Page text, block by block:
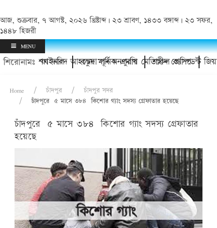
আজ, শুক্রবার, ৭ আগস্ট, ২০২৬ খ্রিষ্টাব্দ | ২৩ শ্রাবণ, ১৪৩৩ বঙ্গাব্দ | ২৩ সফর,
১৪৪৮ হিজরী
MENU
শিরোনামঃ
শেখ ফরিদ আহম্মেদ মানিক এমপি শহীদ প্রেসিডেন্ট জিয়াউর
ফাইনাল কচুয়া পূর্ব মনপুরায় মেডিকেল ক্যাম্প
Home চাঁদপুর
চাঁদপুর সদর
চাঁদপুরে ৫ মাসে ৩৮৪ ‍কিশোর গ্যাং সদস্য গ্রেফাতার হয়েছে
চাঁদপুরে ৫ মাসে ৩৮৪ ‍কিশোর গ্যাং সদস্য গ্রেফাতার
হয়েছে